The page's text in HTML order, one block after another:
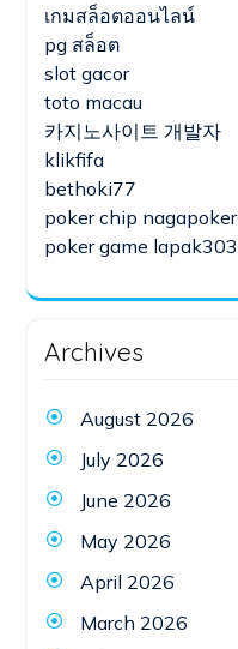
เกมสล็อตออนไลน์
pg สล็อต
slot gacor
toto macau
카지노사이트 개발자
klikfifa
bethoki77
poker chip nagapoker
poker game lapak303
Archives
August 2026
July 2026
June 2026
May 2026
April 2026
March 2026